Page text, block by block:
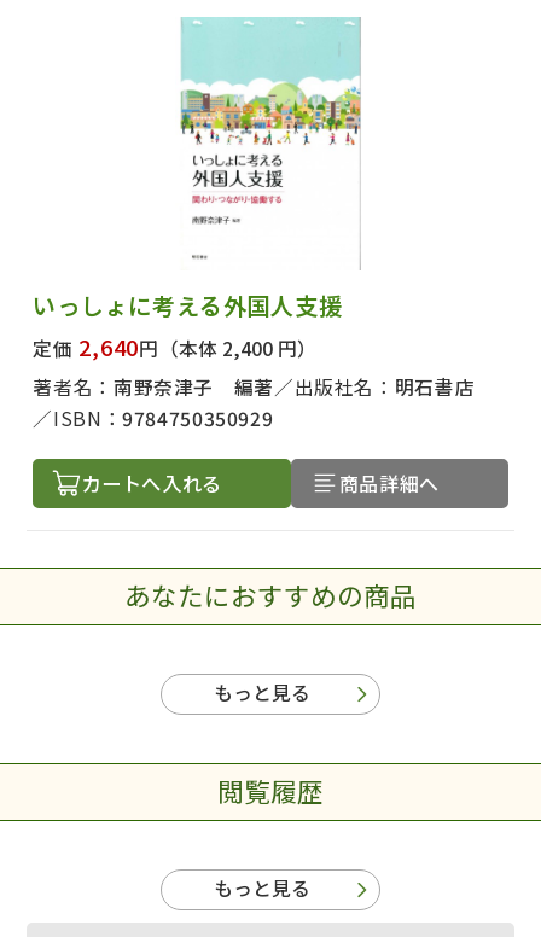
いっしょに考える外国人支援
定価 2,640円 （本体 2,400 円）
著者名： 南野奈津子 編著 出版社名： 明石書店
ISBN：9784750350929
カートへ入れる 商品詳細へ
あなたにおすすめの商品
もっと見る
閲覧履歴
もっと見る